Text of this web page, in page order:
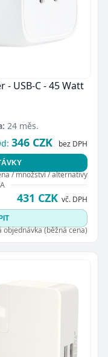
- USB-C - 45 Watt
24 měs.
346 CZK bez DPH
/ množství / alternativy
431 CZK vč. DPH
objednávka (běžná cena)